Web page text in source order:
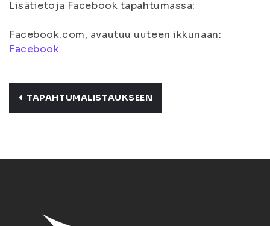
Lisätietoja Facebook tapahtumassa:
Facebook.com, avautuu uuteen ikkunaan:
Facebook
TAPAHTUMALISTAUKSEEN